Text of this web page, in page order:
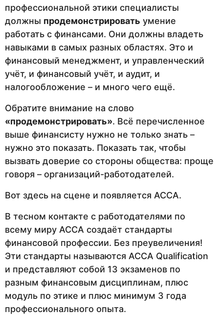
профессиональной этики специалисты
должны продемонстрировать умение
работать с финансами. Они должны владеть
навыками в самых разных областях. Это и
финансовый менеджмент, и управленческий
учёт, и финансовый учёт, и аудит, и
налогообложение – и много чего ещё.
Обратите внимание на слово
«продемонстрировать». Всё перечисленное
выше финансисту нужно не только знать –
нужно это показать. Показать так, чтобы
вызвать доверие со стороны общества: проще
говоря – организаций-работодателей.
Вот здесь на сцене и появляется АССА.
В тесном контакте с работодателями по
всему миру АССА создаёт стандарты
финансовой профессии. Без преувеличения!
Эти стандарты называются ACCA Qualification
и представляют собой 13 экзаменов по
разным финансовым дисциплинам, плюс
модуль по этике и плюс минимум 3 года
профессионального опыта.